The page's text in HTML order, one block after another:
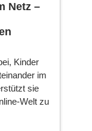
Netz –
Kinder
im
sie
Welt zu